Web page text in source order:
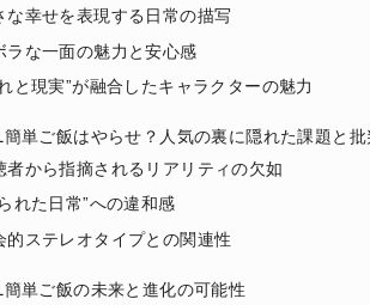
な幸せを表現する日常の描写
ラな一面の魅力と安心感
と現実”が融合したキャラクターの魅力
単ご飯はやらせ？人気の裏に隠れた課題と
者から指摘されるリアリティの欠如
れた日常”への違和感
的ステレオタイプとの関連性
単ご飯の未来と進化の可能性